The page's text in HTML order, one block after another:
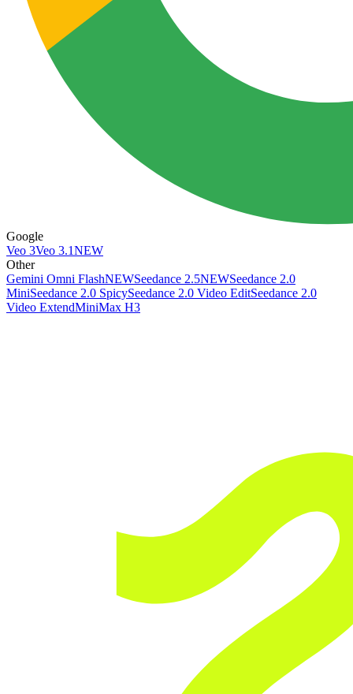
Google
Veo 3Veo 3.1NEW
Other
Gemini Omni FlashNEWSeedance 2.5NEWSeedance 2.0
MiniSeedance 2.0 SpicySeedance 2.0 Video EditSeedance 2.0
Video ExtendMiniMax H3